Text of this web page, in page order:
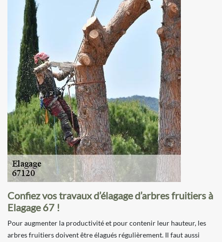
Confiez vos travaux d’élagage d’arbres fruitiers à
Elagage 67 !
Pour augmenter la productivité et pour contenir leur hauteur, les
arbres fruitiers doivent être élagués régulièrement. Il faut aussi